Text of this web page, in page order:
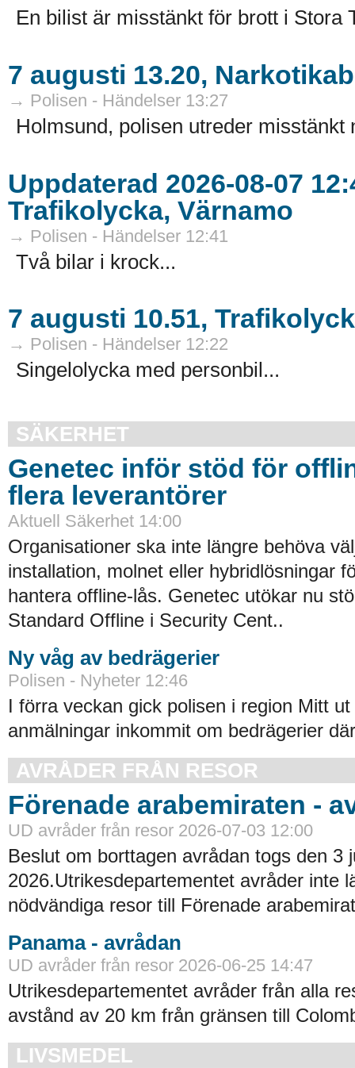
En bilist är misstänkt för brott i Stora
7 augusti 13.20,
→ Polisen - Händelser 13:27
Holmsund, polisen utreder misstänkt
Uppdaterad 2026-08-07
Trafikolycka, Värnamo
→ Polisen - Händelser 12:41
Två bilar i krock...
7 augusti 10.51,
→ Polisen - Händelser 12:22
Singelolycka med personbil...
SÄKERHET
Genetec inför stöd för
flera leverantörer
Aktuell Säkerhet 14:00
Organisationer ska inte längre behöva
installation, molnet eller hybridlösningar
hantera offline-lås. Genetec utökar nu
Standard Offline i Security Cent..
Ny våg av bedrägerier
Polisen - Nyheter 12:46
I förra veckan gick polisen i region Mitt
anmälningar inkommit om bedrägerier
AVRÅDER FRÅN RESOR
Förenade arabemiraten -
UD avråder från resor 2026-07-03 12:00
Beslut om borttagen avrådan togs den 3
2026.Utrikesdepartementet avråder inte
nödvändiga resor till Förenade
Panama - avrådan
UD avråder från resor 2026-06-25 14:47
Utrikesdepartementet avråder från alla
avstånd av 20 km från gränsen till
LIVSMEDEL